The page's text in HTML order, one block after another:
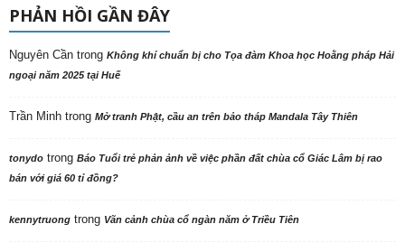
PHẢN HỒI GẦN ĐÂY
Nguyên Cần trong Không khí chuẩn bị cho Tọa đàm Khoa học Hoằng pháp Hải
ngoại năm 2025 tại Huế
Trần Minh trong Mở tranh Phật, cầu an trên bảo tháp Mandala Tây Thiên
tonydo trong Báo Tuổi trẻ phản ảnh về việc phần đất chùa cổ Giác Lâm bị rao
bán với giá 60 tỉ đồng?
kennytruong trong Vãn cảnh chùa cổ ngàn năm ở Triều Tiên